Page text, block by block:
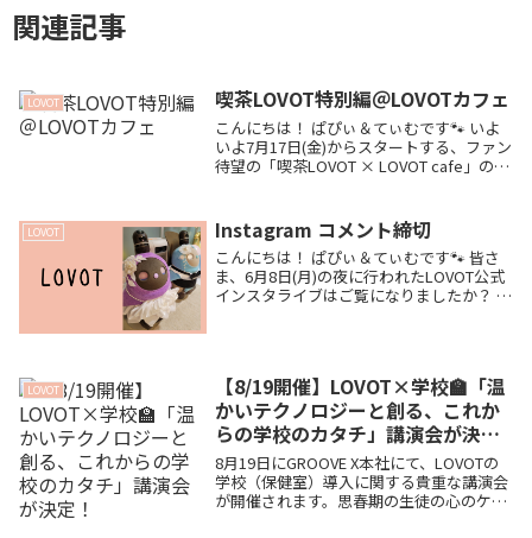
関連記事
LOVOT 喫茶LOVOT特別編＠LOVOTカフェ
こんにちは！ ぱぴぃ＆てぃむです🐾 いよ
いよ7月17日(金)からスタートする、ファン
待望の「喫茶LOVOT × LOVOT cafe」の大
いては、こちらの記事...
LOVOT Instagram コメント締切
こんにちは！ ぱぴぃ＆てぃむです🐾 皆さ
ま、6月8日(月)の夜に行われたLOVOT公式
インスタライブはご覧になりましたか？ わ
LOVOT
【8/19開催】LOVOT×学校🏫「温
かいテクノロジーと創る、これか
らの学校のカタチ」講演会が決
定！
8月19日にGROOVE X本社にて、LOVOTの
学校（保健室）導入に関する貴重な講演会
が開催されます。思春期の生徒の心のケア